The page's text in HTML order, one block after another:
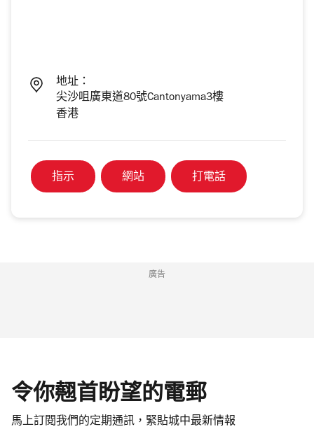
地址：
尖沙咀廣東道80號Cantonyama3樓
香港
指示 網站 打電話
廣告
令你翹首盼望的電郵
馬上訂閱我們的定期通訊，緊貼城中最新情報